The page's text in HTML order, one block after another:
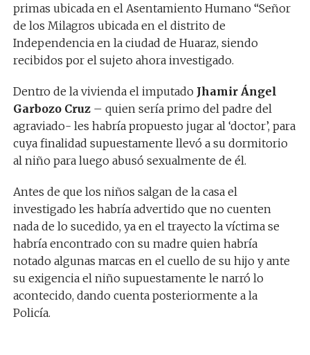
primas ubicada en el Asentamiento Humano “Señor
de los Milagros ubicada en el distrito de
Independencia en la ciudad de Huaraz, siendo
recibidos por el sujeto ahora investigado.
Dentro de la vivienda el imputado Jhamir Ángel
Garbozo Cruz– quien sería primo del padre del
agraviado- les habría propuesto jugar al ‘doctor’, para
cuya finalidad supuestamente llevó a su dormitorio
al niño para luego abusó sexualmente de él.
Antes de que los niños salgan de la casa el
investigado les habría advertido que no cuenten
nada de lo sucedido, ya en el trayecto la víctima se
habría encontrado con su madre quien habría
notado algunas marcas en el cuello de su hijo y ante
su exigencia el niño supuestamente le narró lo
acontecido, dando cuenta posteriormente a la
Policía.